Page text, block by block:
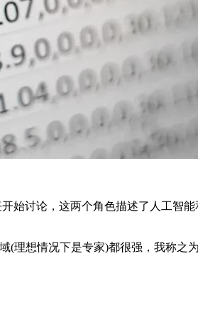
始讨论，这两个角色描述了人工智能
理想情况下是专家)都很强，我称之